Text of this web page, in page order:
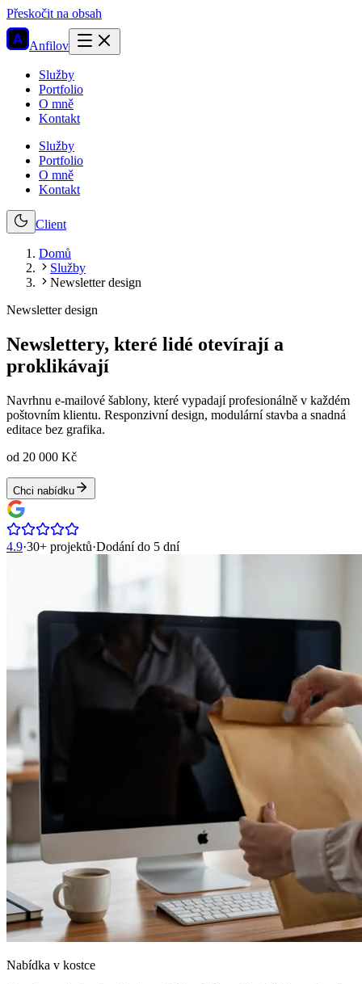
Přeskočit na obsah
Anfilov
Služby
Portfolio
O mně
Kontakt
Služby
Portfolio
O mně
Kontakt
Client
Domů
Služby
Newsletter design
Newsletter design
Newslettery, které lidé otevírají a
proklikávají
Navrhnu e-mailové šablony, které vypadají profesionálně v každém
poštovním klientu. Responzivní design, modulární stavba a snadná
editace bez grafika.
od 20 000 Kč
Chci nabídku
4.9·30+ projektů·Dodání do 5 dní
Nabídka v kostce